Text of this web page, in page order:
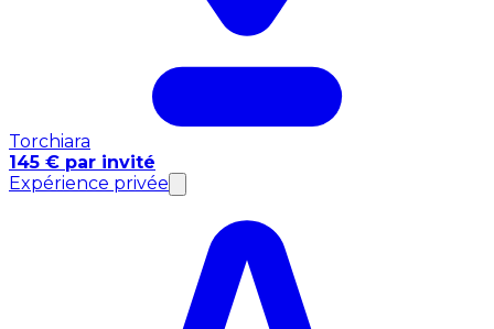
Torchiara
145 € par invité
Expérience privée